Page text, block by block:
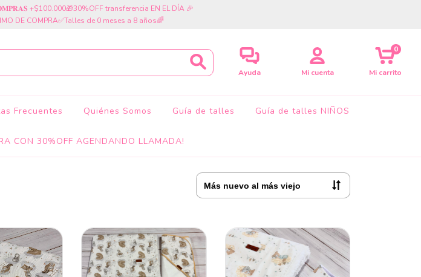
+$100.000🎁30%OFF transferencia EN EL DÍA 🎉
DE COMPRA✅Talles de 0 meses a 8 años🌈
Ayuda Mi cuenta Mi carrito
0
Frecuentes Quiénes Somos Guía de talles Guía de talles NIÑOS
CON 30%OFF AGENDANDO LLAMADA!